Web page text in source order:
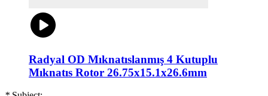
Radyal OD Mıknatıslanmış 4 Kutuplu
Mıknatıs Rotor 26.75x15.1x26.6mm